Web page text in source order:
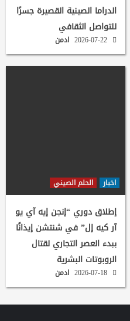
الدراما الصينية القصيرة جسرًا
للتواصل الثقافي
ادمن
اخبار الحلم الصيني
إطلاق دوري “إنجن إيه آي يو
آر كيه إل” في شنتشن إيذانًا
ببدء العصر التجاري لقتال
الروبوتات البشرية
ادمن